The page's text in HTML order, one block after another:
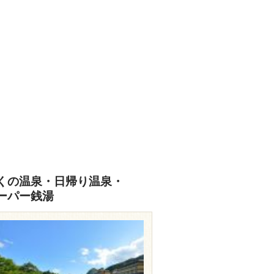
の温泉・日帰り温泉・
パー銭湯